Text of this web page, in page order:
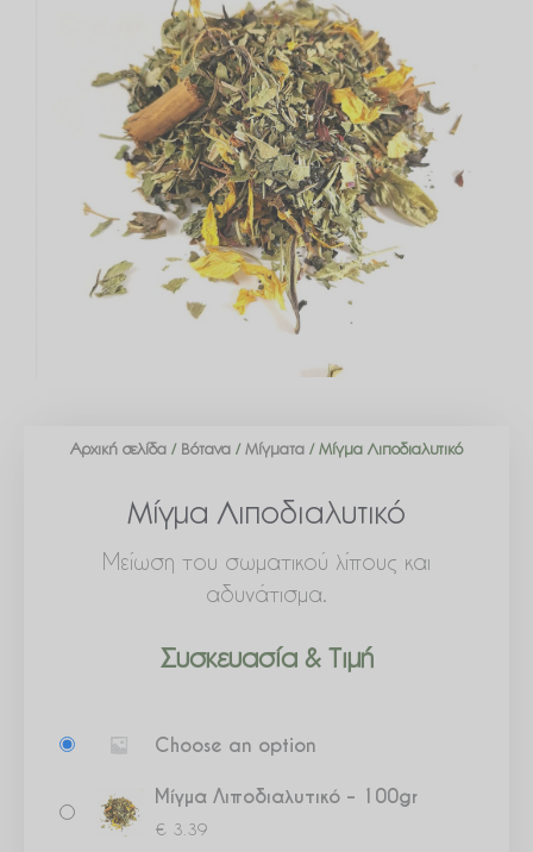
Αρχική σελίδα / Βότανα / Μίγματα / Μίγμα Λιποδιαλυτικό
Μίγμα Λιποδιαλυτικό
Μείωση του σωματικού λίπους και
αδυνάτισμα.
Συσκευασία & Τιμή
Choose an option
Μίγμα Λιποδιαλυτικό – 100gr
€ 3.39
Λιποδιαλυτικό